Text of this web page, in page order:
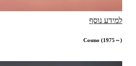
למידע נוסף
Cosmo (1975～)